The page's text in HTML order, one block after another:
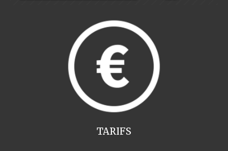
TARIFS